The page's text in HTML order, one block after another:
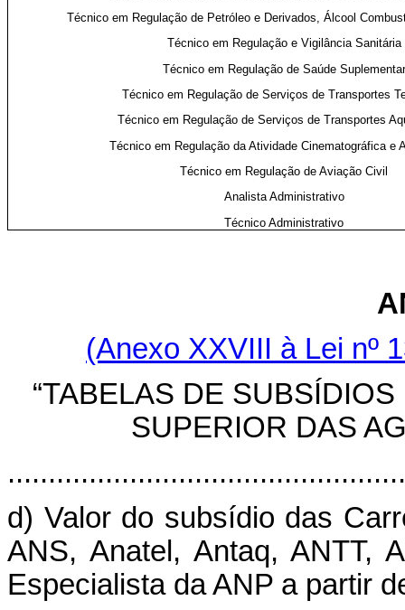
Técnico em Regulação de Petróleo e Derivados, Álcool
Técnico em Regulação e Vigilância Sanitária
Técnico em Regulação de Saúde Suplementar
Técnico em Regulação de Serviços de Transportes
Técnico em Regulação de Serviços de Transportes
Técnico em Regulação da Atividade Cinematográfica e
Técnico em Regulação de Aviação Civil
Analista Administrativo
Técnico Administrativo
(Anexo XXVIII à Lei nº
“TABELAS DE
SUPERIOR DAS
d) Valor do subsídio das
ANS, Anatel, Antaq, ANTT,
Especialista da ANP a partir